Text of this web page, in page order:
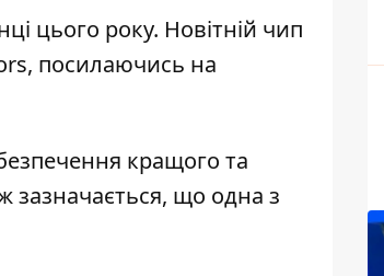
цього року. Новітній чип
посилаючись на
кращого та
зазначається, що одна з